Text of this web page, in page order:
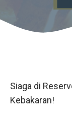
Siaga di
Kebakaran!